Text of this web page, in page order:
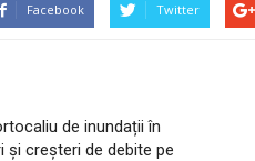
Facebook Twitter
de inundații în
și creșteri de debite pe